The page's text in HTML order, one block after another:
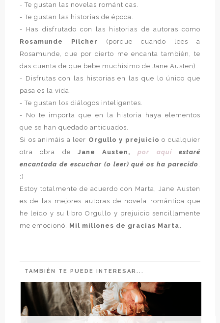
- Te gustan las novelas románticas.
- Te gustan las historias de época.
- Has disfrutado con las historias de autoras como
Rosamunde Pilcher
(porque cuando lees a
Rosamunde, que por cierto me encanta también, te
das cuenta de que bebe muchísimo de Jane Austen).
- Disfrutas con las historias en las que lo único que
pasa es la vida.
- Te gustan los diálogos inteligentes.
- No te importa que en la historia haya elementos
que se han quedado anticuados.
Si os animáis a leer Orgullo y prejuicio o cualquier
otra obra de Jane Austen, por aquíestaré
encantada de escuchar (o leer) qué os ha parecido
:)
Estoy totalmente de acuerdo con Marta, Jane Austen
es de las mejores autoras de novela romántica que
he leído y su libro Orgullo y prejuicio sencillamente
me emocionó. Mil millones de gracias Marta.
TAMBIÉN TE PUEDE INTERESAR...